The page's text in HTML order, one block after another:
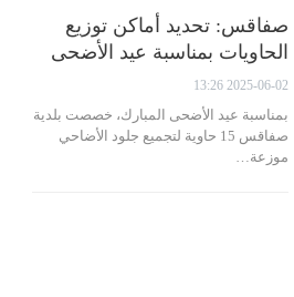
صفاقس: تحديد أماكن توزيع
الحاويات بمناسبة عيد الأضحى
2025-06-02 13:26
بمناسبة عيد الأضحى المبارك، خصصت بلدية
صفاقس 15 حاوية لتجميع جلود الأضاحي
موزعة…